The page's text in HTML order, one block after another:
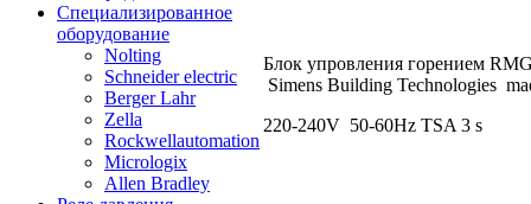
Cпециализированное
оборудование
Nolting
Schneider electric
Berger Lahr
Zella
Rockwellautomation
Micrologix
Allen Bradley
Блок упровления горением
Simens Building Technologies
220-240V 50-60Hz